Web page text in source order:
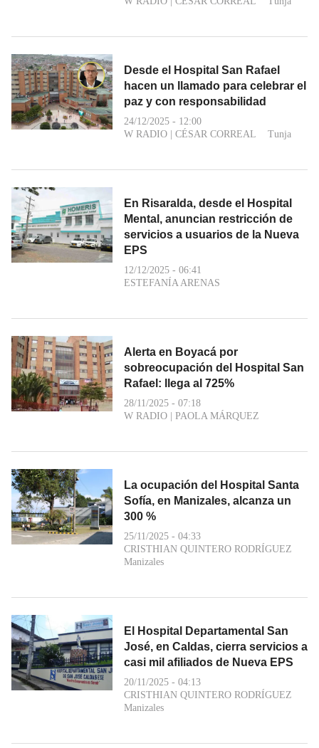
Desde el Hospital San Rafael
hacen un llamado para celebrar el
paz y con responsabilidad
24/12/2025 - 12:00
W RADIO | CÉSAR CORREAL Tunja
En Risaralda, desde el Hospital
Mental, anuncian restricción de
servicios a usuarios de la Nueva
EPS
12/12/2025 - 06:41
ESTEFANÍA ARENAS
Alerta en Boyacá por
sobreocupación del Hospital San
Rafael: llega al 725%
28/11/2025 - 07:18
W RADIO | PAOLA MÁRQUEZ
La ocupación del Hospital Santa
Sofía, en Manizales, alcanza un
300 %
25/11/2025 - 04:33
CRISTHIAN QUINTERO RODRÍGUEZ
Manizales
El Hospital Departamental San
José, en Caldas, cierra servicios a
casi mil afiliados de Nueva EPS
20/11/2025 - 04:13
CRISTHIAN QUINTERO RODRÍGUEZ
Manizales